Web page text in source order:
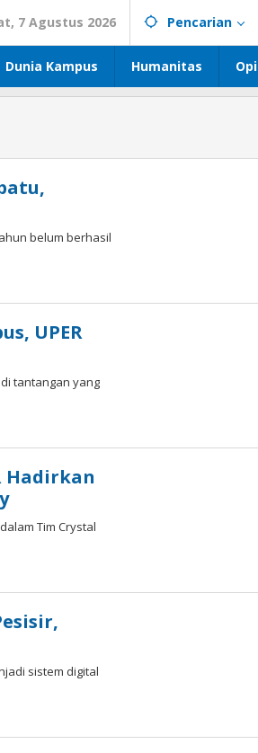
7 Agustus 2026 Pencarian
Dunia Kampus Humanitas
belum berhasil
UPER
tantangan yang
Hadirkan
Tim Crystal
sistem digital